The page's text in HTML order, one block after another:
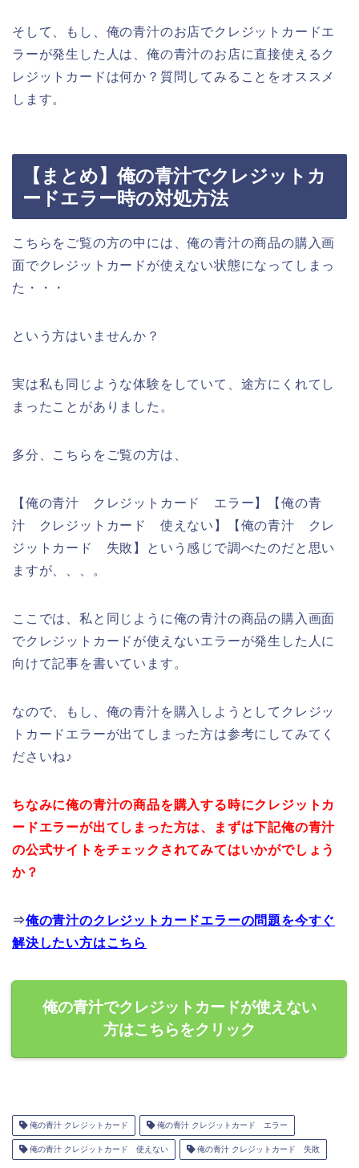
そして、もし、俺の青汁のお店でクレジットカードエ
ラーが発生した人は、俺の青汁のお店に直接使えるク
レジットカードは何か？質問してみることをオススメ
します。
【まとめ】俺の青汁でクレジットカ
ードエラー時の対処方法
こちらをご覧の方の中には、俺の青汁の商品の購入画
面でクレジットカードが使えない状態になってしまっ
た・・・
という方はいませんか？
実は私も同じような体験をしていて、途方にくれてし
まったことがありました。
多分、こちらをご覧の方は、
【俺の青汁 クレジットカード エラー】【俺の青
汁 クレジットカード 使えない】【俺の青汁 クレ
ジットカード 失敗】という感じで調べたのだと思い
ますが、、、。
ここでは、私と同じように俺の青汁の商品の購入画面
でクレジットカードが使えないエラーが発生した人に
向けて記事を書いています。
なので、もし、俺の青汁を購入しようとしてクレジッ
トカードエラーが出てしまった方は参考にしてみてく
ださいね♪
ちなみに俺の青汁の商品を購入する時にクレジットカ
ードエラーが出てしまった方は、まずは下記俺の青汁
の公式サイトをチェックされてみてはいかがでしょう
か？
⇒俺の青汁のクレジットカードエラーの問題を今すぐ
解決したい方はこちら
俺の青汁でクレジットカードが使えない
方はこちらをクリック
俺の青汁 クレジットカード 俺の青汁 クレジットカード エラー
俺の青汁 クレジットカード 使えない 俺の青汁 クレジットカード 失敗